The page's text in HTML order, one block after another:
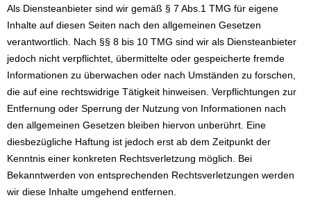
Als Diensteanbieter sind wir gemäß § 7 Abs.1 TMG für eigene
Inhalte auf diesen Seiten nach den allgemeinen Gesetzen
verantwortlich. Nach §§ 8 bis 10 TMG sind wir als Diensteanbieter
jedoch nicht verpflichtet, übermittelte oder gespeicherte fremde
Informationen zu überwachen oder nach Umständen zu forschen,
die auf eine rechtswidrige Tätigkeit hinweisen. Verpflichtungen zur
Entfernung oder Sperrung der Nutzung von Informationen nach
den allgemeinen Gesetzen bleiben hiervon unberührt. Eine
diesbezügliche Haftung ist jedoch erst ab dem Zeitpunkt der
Kenntnis einer konkreten Rechtsverletzung möglich. Bei
Bekanntwerden von entsprechenden Rechtsverletzungen werden
wir diese Inhalte umgehend entfernen.